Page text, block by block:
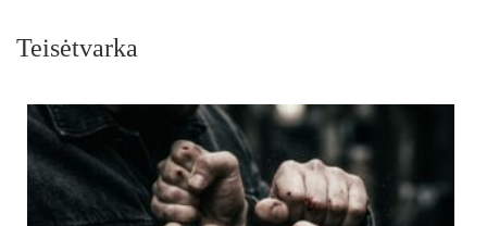
Teisėtvarka